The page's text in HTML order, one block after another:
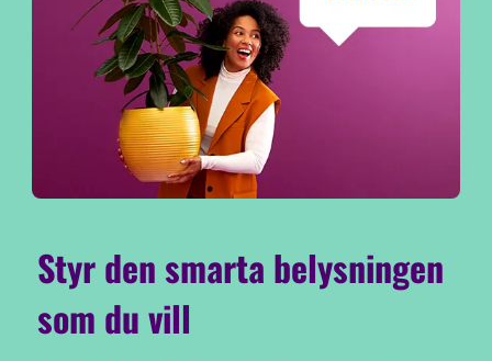
Styr den smarta belysningen
som du vill